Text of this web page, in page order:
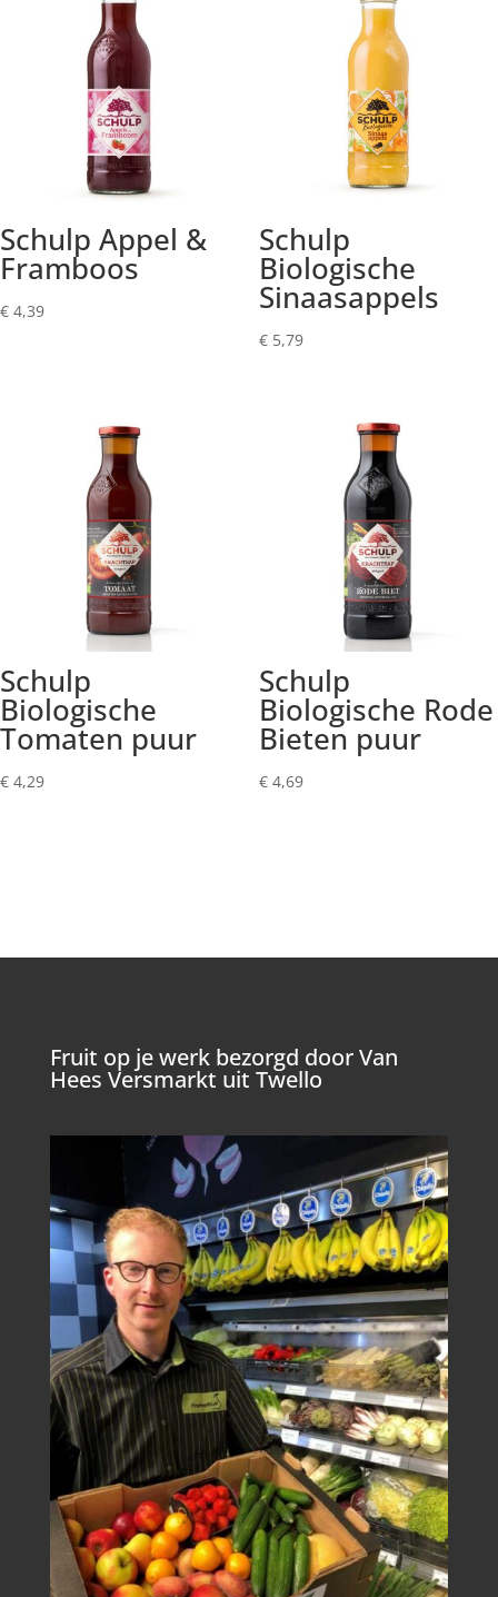
Schulp Appel &
Framboos
€ 4,39
Schulp
Biologische
Sinaasappels
€5,79
Schulp
Biologische
Tomaten puur
€ 4,29
Schulp
Biologische Rode
Bieten puur
€4,69
Fruit op je werk bezorgd door Van
Hees Versmarkt uit Twello